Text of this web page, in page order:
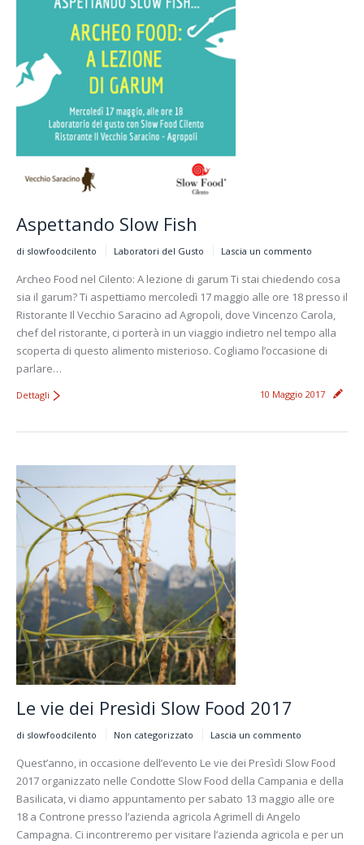
Aspettando Slow Fish
di slowfoodcilento Laboratori del Gusto Lascia un commento
Archeo Food nel Cilento: A lezione di garum Ti stai chiedendo cosa
sia il garum? Ti aspettiamo mercoledì 17 maggio alle ore 18 presso il
Ristorante Il Vecchio Saracino ad Agropoli, dove Vincenzo Carola,
chef del ristorante, ci porterà in un viaggio indietro nel tempo alla
scoperta di questo alimento misterioso. Cogliamo l’occasione di
parlare…
10 Maggio 2017
Dettagli
Le vie dei Presìdi Slow Food 2017
di slowfoodcilento Non categorizzato Lascia un commento
Quest’anno, in occasione dell’evento Le vie dei Presìdi Slow Food
2017 organizzato nelle Condotte Slow Food della Campania e della
Basilicata, vi diamo appuntamento per sabato 13 maggio alle ore
18 a Controne presso l’azienda agricola Agrimell di Angelo
Campagna. Ci incontreremo per visitare l’azienda agricola e per un